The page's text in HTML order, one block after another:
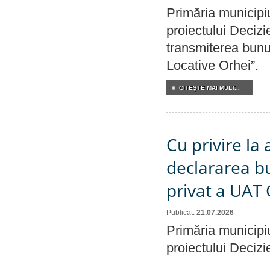
Primăria
proiectului
transmiterea
Locative Orhei”.
CITEŞTE MAI MULT...
Cu privire la
declararea
privat a UAT
Publicat: 21.07.2026
Primăria
proiectului